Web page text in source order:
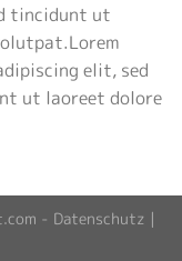
tincidunt ut
elit, sed
ut laoreet dolore
- Datenschutz |